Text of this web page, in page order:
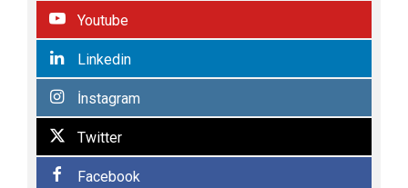
Youtube
Linkedin
İnstagram
Twitter
Facebook